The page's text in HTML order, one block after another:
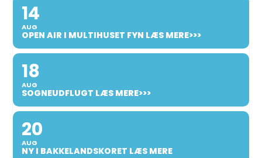
14
AUG
OPEN AIR I MULTIHUSET FYN LÆS MERE>>>
18
AUG
SOGNEUDFLUGT LÆS MERE>>>
20
AUG
NY I BAKKELANDSKORET LÆS MERE